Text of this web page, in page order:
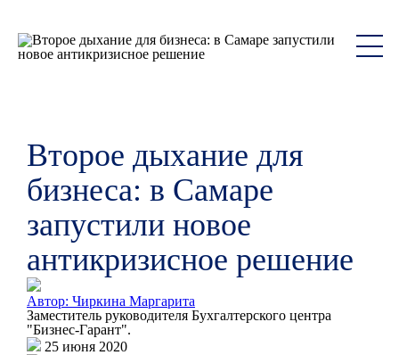
Второе дыхание для
бизнеса: в Самаре
запустили новое
антикризисное решение
Автор: Чиркина Маргарита
Заместитель руководителя Бухгалтерского центра
"Бизнес-Гарант".
25 июня 2020